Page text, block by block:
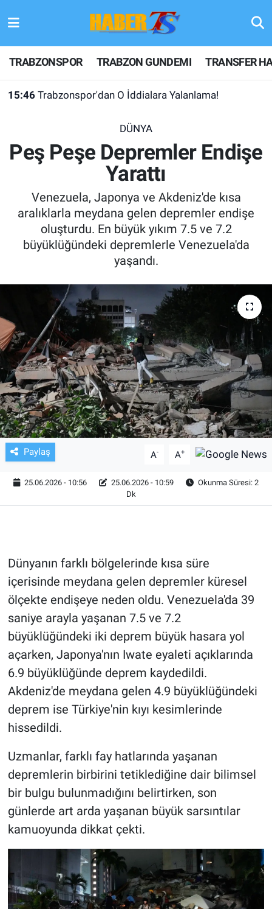
TRABZONSPOR TRABZON GUNDEMI TRANSFER
15:46 Trabzonspor'dan O İddialara Yalanlama!
DÜNYA
Peş Peşe Depremler Endişe
Yarattı
Venezuela, Japonya ve Akdeniz'de kısa
aralıklarla meydana gelen depremler endişe
oluşturdu. En büyük yıkım 7.5 ve 7.2
büyüklüğündeki depremlerle Venezuela'da
yaşandı.
Paylaş A- A+
25.06.2026 - 10:56 25.06.2026 - 10:59
Okunma Süresi: 2
Dk
Dünyanın farklı bölgelerinde kısa süre
içerisinde meydana gelen depremler küresel
ölçekte endişeye neden oldu. Venezuela'da 39
saniye arayla yaşanan 7.5 ve 7.2
büyüklüğündeki iki deprem büyük hasara yol
açarken, Japonya'nın Iwate eyaleti açıklarında
6.9 büyüklüğünde deprem kaydedildi.
Akdeniz'de meydana gelen 4.9 büyüklüğündeki
deprem ise Türkiye'nin kıyı kesimlerinde
hissedildi.
Uzmanlar, farklı fay hatlarında yaşanan
depremlerin birbirini tetiklediğine dair bilimsel
bir bulgu bulunmadığını belirtirken, son
günlerde art arda yaşanan büyük sarsıntılar
kamuoyunda dikkat çekti.
TRABZONSPOR
TRABZON GUNDEMI
KULİS MEYDANI
1461 TRABZON
FUTBOL
TV VE SİNEMA
BASKETBOL
SAĞLIK
GENEL
KÜLTÜR SANAT
ASAYİŞ
EKONOMİ
HABERDE İNSAN
POLİTİKA
SPOR
MAGAZİN
Bilim, Teknoloji
Hava Durumu
Trafik Durumu
Son Dakika Haberleri
Haber Arşivi